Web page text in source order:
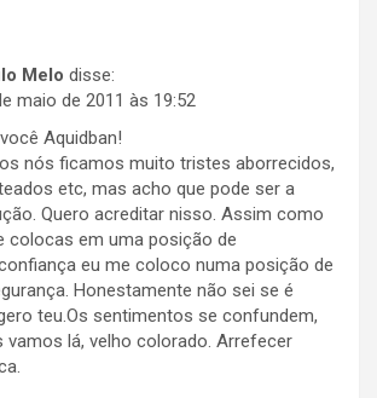
Melo disse:
maio de 2011 às 19:52
Aquidban!
nós ficamos muito tristes aborrecidos,
etc, mas acho que pode ser a
Quero acreditar nisso. Assim como
colocas em uma posição de
eu me coloco numa posição de
Honestamente não sei se é
teu.Os sentimentos se confundem,
vamos lá, velho colorado. Arrefecer